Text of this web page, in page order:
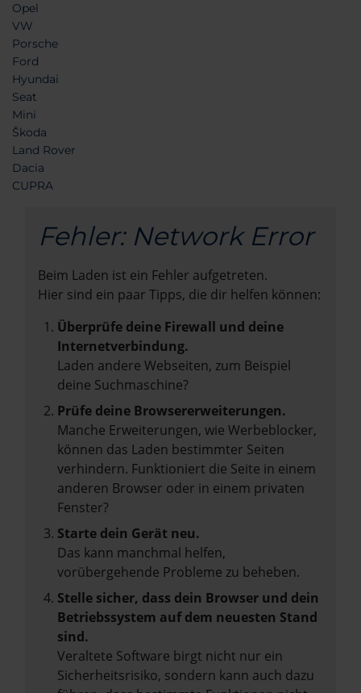
Opel
VW
Porsche
Ford
Hyundai
Seat
Mini
Škoda
Land Rover
Dacia
CUPRA
Fehler: Network Error
Beim Laden ist ein Fehler aufgetreten.
Hier sind ein paar Tipps, die dir helfen können:
Überprüfe deine Firewall und deine
Internetverbindung.
Laden andere Webseiten, zum Beispiel
deine Suchmaschine?
Prüfe deine Browsererweiterungen.
Manche Erweiterungen, wie Werbeblocker,
können das Laden bestimmter Seiten
verhindern. Funktioniert die Seite in einem
anderen Browser oder in einem privaten
Fenster?
Starte dein Gerät neu.
Das kann manchmal helfen,
vorübergehende Probleme zu beheben.
Stelle sicher, dass dein Browser und dein
Betriebssystem auf dem neuesten Stand
sind.
Veraltete Software birgt nicht nur ein
Sicherheitsrisiko, sondern kann auch dazu